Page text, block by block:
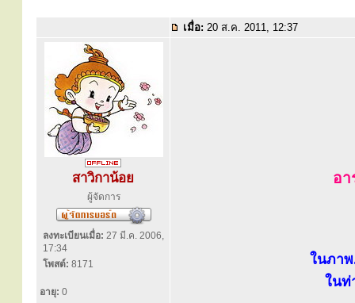
เมื่อ: 20 ส.ค. 2011, 12:37
สาวิกาน้อย
ผู้จัดการ
ลงทะเบียนเมื่อ: 27 มี.ค. 2006,
17:34
โพสต์: 8171
อายุ: 0
อา
ในภาพ
ในท่